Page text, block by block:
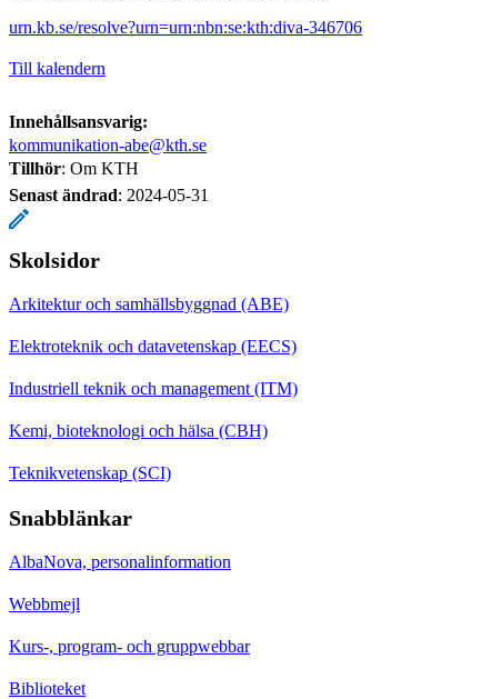
urn.kb.se/resolve?urn=urn:nbn:se:kth:diva-346706
Till kalendern
Innehållsansvarig:
kommunikation-abe@kth.se
Tillhör: Om KTH
Senast ändrad: 2024-05-31
Skolsidor
Arkitektur och samhällsbyggnad (ABE)
Elektroteknik och datavetenskap (EECS)
Industriell teknik och management (ITM)
Kemi, bioteknologi och hälsa (CBH)
Teknikvetenskap (SCI)
Snabblänkar
AlbaNova, personalinformation
Webbmejl
Kurs-, program- och gruppwebbar
Biblioteket